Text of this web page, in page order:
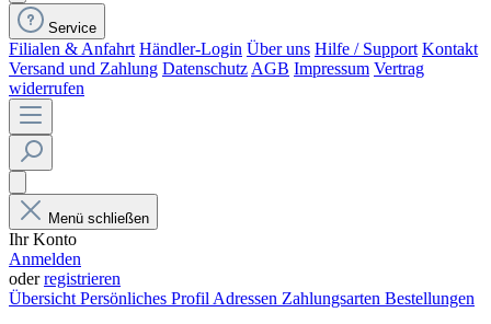
Service
Filialen & Anfahrt Händler-Login Über uns Hilfe / Support Kontakt
Versand und Zahlung Datenschutz AGB Impressum Vertrag
widerrufen
Menü schließen
Ihr Konto
Anmelden
oderregistrieren
Übersicht Persönliches Profil Adressen Zahlungsarten Bestellungen